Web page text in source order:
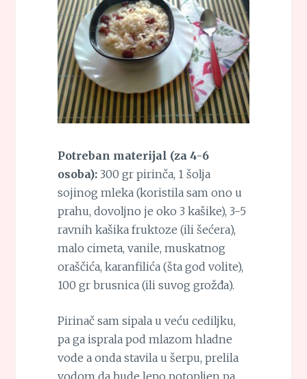
Potreban materijal (za 4-6
osoba):300 gr pirinča, 1 šolja
sojinog mleka (koristila sam ono u
prahu, dovoljno je oko 3 kašike), 3-5
ravnih kašika fruktoze (ili šećera),
malo cimeta, vanile, muskatnog
oraščića, karanfilića (šta god volite),
100 gr brusnica (ili suvog grožđa).
Pirinač sam sipala u veću cediljku,
pa ga isprala pod mlazom hladne
vode a onda stavila u šerpu, prelila